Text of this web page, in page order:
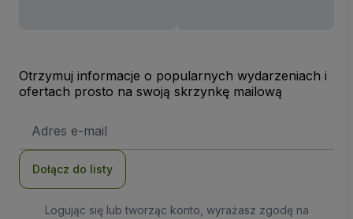
Otrzymuj informacje o popularnych wydarzeniach i
ofertach prosto na swoją skrzynkę mailową
e-
Dołącz do listy
Logując się lub tworząc konto, wyrażasz zgodę na